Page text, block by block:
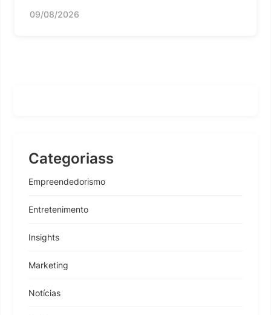
09/08/2026
Categoriass
Empreendedorismo
Entretenimento
Insights
Marketing
Notícias